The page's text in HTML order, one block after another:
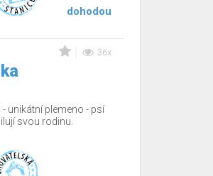
dohodou
36x
unikátní plemeno - psí
svou rodinu.